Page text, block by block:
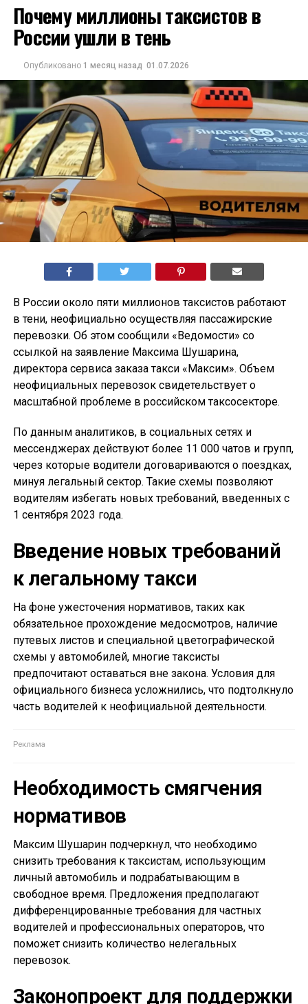
Почему миллионы таксистов в
России ушли в тень
Опубликовано 1 месяц назад 01.07.2026
В России около пяти миллионов таксистов работают
в тени, неофициально осуществляя пассажирские
перевозки. Об этом сообщили «Ведомости» со
ссылкой на заявление Максима Шушарина,
директора сервиса заказа такси «Максим». Объем
неофициальных перевозок свидетельствует о
масштабной проблеме в российском таксосекторе.
По данным аналитиков, в социальных сетях и
мессенджерах действуют более 11 000 чатов и групп,
через которые водители договариваются о поездках,
минуя легальный сектор. Такие схемы позволяют
водителям избегать новых требований, введенных с
1 сентября 2023 года.
Введение новых требований
к легальному такси
На фоне ужесточения нормативов, таких как
обязательное прохождение медосмотров, наличие
путевых листов и специальной цветографической
схемы у автомобилей, многие таксисты
предпочитают оставаться вне закона. Условия для
официального бизнеса усложнились, что подтолкнуло
часть водителей к неофициальной деятельности.
Необходимость смягчения
нормативов
Максим Шушарин подчеркнул, что необходимо
снизить требования к таксистам, использующим
личный автомобиль и подрабатывающим в
свободное время. Предложения предполагают
дифференцированные требования для частных
водителей и профессиональных операторов, что
поможет снизить количество нелегальных
перевозок.
Законопроект для поддержки